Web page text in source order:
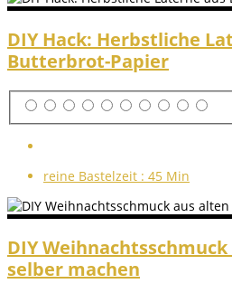
DIY Hack: Herbstliche
Butterbrot-Papier
reine Bastelzeit : 45 Min
DIY
selber machen